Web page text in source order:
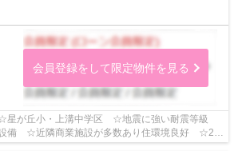
会員登録をして限定物件を見る
☆星が丘小・上溝中学区 ☆地震に強い耐震等級
備 ☆近隣商業施設が多数あり住環境良好 ☆2路
グイン階段 ☆収納スペース豊...